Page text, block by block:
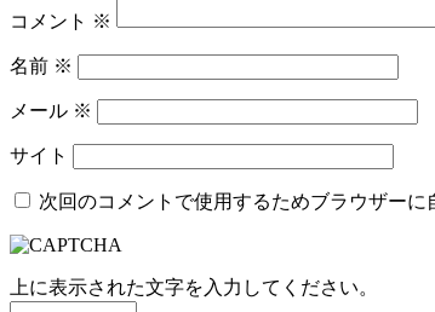
コメント ※
名前 ※
メール ※
サイト
次回のコメントで使用するためブラウザーに
上に表示された文字を入力してください。